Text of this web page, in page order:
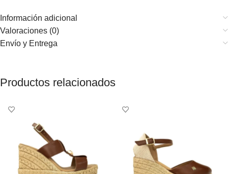
Información adicional
Valoraciones (0)
Envío y Entrega
Productos relacionados